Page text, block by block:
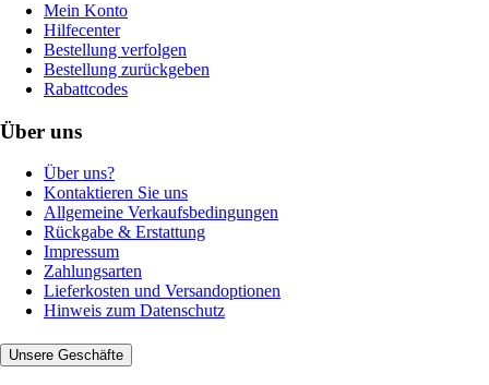
Mein Konto
Hilfecenter
Bestellung verfolgen
Bestellung zurückgeben
Rabattcodes
Über uns
Über uns?
Kontaktieren Sie uns
Allgemeine Verkaufsbedingungen
Rückgabe & Erstattung
Impressum
Zahlungsarten
Lieferkosten und Versandoptionen
Hinweis zum Datenschutz
Unsere Geschäfte